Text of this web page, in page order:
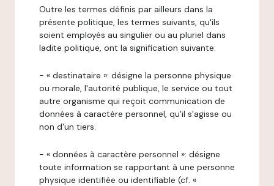
Outre les termes définis par ailleurs dans la
présente politique, les termes suivants, qu'ils
soient employés au singulier ou au pluriel dans
ladite politique, ont la signification suivante:
- « destinataire »: désigne la personne physique
ou morale, l'autorité publique, le service ou tout
autre organisme qui reçoit communication de
données à caractère personnel, qu'il s'agisse ou
non d'un tiers.
- « données à caractère personnel »: désigne
toute information se rapportant à une personne
physique identifiée ou identifiable (cf. «